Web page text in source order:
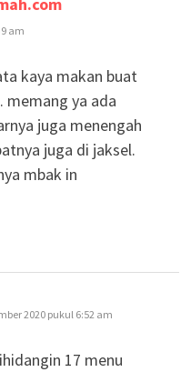
am
kaya makan buat
memang ya ada
juga menengah
juga di jaksel.
mbak in
2020 pukul 6:52 am
17 menu